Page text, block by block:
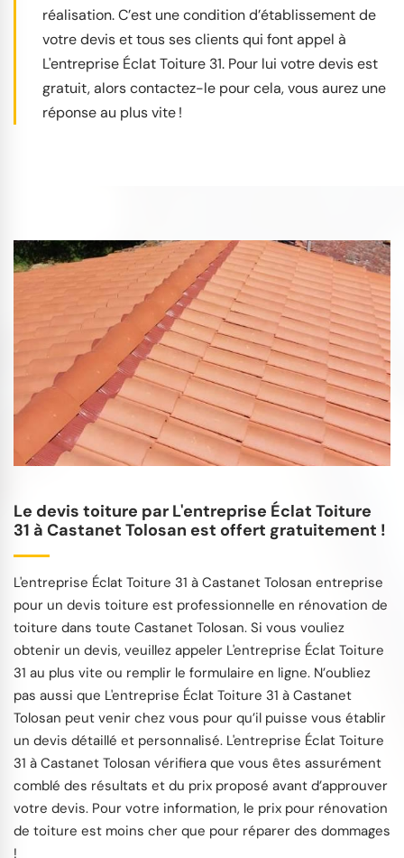
réalisation. C’est une condition d’établissement de
votre devis et tous ses clients qui font appel à
L'entreprise Éclat Toiture 31. Pour lui votre devis est
gratuit, alors contactez-le pour cela, vous aurez une
réponse au plus vite !
Le devis toiture par L'entreprise Éclat Toiture
31 à Castanet Tolosan est offert gratuitement !
L'entreprise Éclat Toiture 31 à Castanet Tolosan entreprise
pour un devis toiture est professionnelle en rénovation de
toiture dans toute Castanet Tolosan. Si vous vouliez
obtenir un devis, veuillez appeler L'entreprise Éclat Toiture
31 au plus vite ou remplir le formulaire en ligne. N’oubliez
pas aussi que L'entreprise Éclat Toiture 31 à Castanet
Tolosan peut venir chez vous pour qu’il puisse vous établir
un devis détaillé et personnalisé. L'entreprise Éclat Toiture
31 à Castanet Tolosan vérifiera que vous êtes assurément
comblé des résultats et du prix proposé avant d’approuver
votre devis. Pour votre information, le prix pour rénovation
de toiture est moins cher que pour réparer des dommages
!